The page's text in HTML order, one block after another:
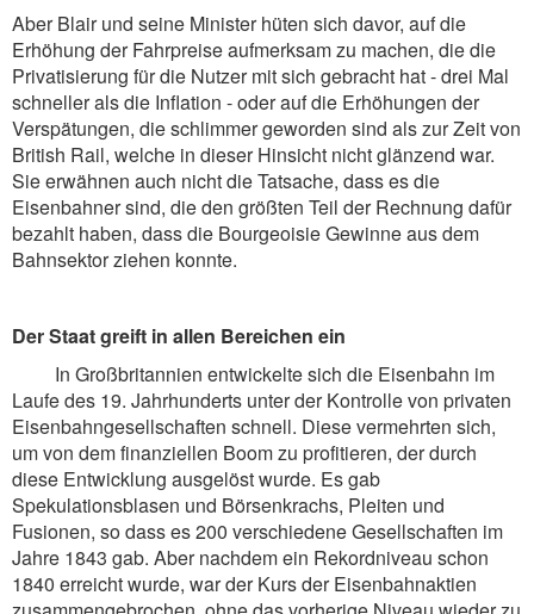
Aber Blair und seine Minister hüten sich davor, auf die
Erhöhung der Fahrpreise aufmerksam zu machen, die die
Privatisierung für die Nutzer mit sich gebracht hat - drei Mal
schneller als die Inflation - oder auf die Erhöhungen der
Verspätungen, die schlimmer geworden sind als zur Zeit von
British Rail, welche in dieser Hinsicht nicht glänzend war.
Sie erwähnen auch nicht die Tatsache, dass es die
Eisenbahner sind, die den größten Teil der Rechnung dafür
bezahlt haben, dass die Bourgeoisie Gewinne aus dem
Bahnsektor ziehen konnte.
Der Staat greift in allen Bereichen ein
In Großbritannien entwickelte sich die Eisenbahn im
Laufe des 19. Jahrhunderts unter der Kontrolle von privaten
Eisenbahngesellschaften schnell. Diese vermehrten sich,
um von dem finanziellen Boom zu profitieren, der durch
diese Entwicklung ausgelöst wurde. Es gab
Spekulationsblasen und Börsenkrachs, Pleiten und
Fusionen, so dass es 200 verschiedene Gesellschaften im
Jahre 1843 gab. Aber nachdem ein Rekordniveau schon
1840 erreicht wurde, war der Kurs der Eisenbahnaktien